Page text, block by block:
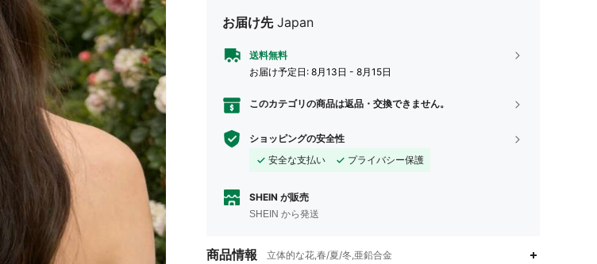
お届け先 Japan
送料無料
お届け予定日: 8月13日 - 8月15日
このカテゴリの商品は返品・交換できません。
ショッピングの安全性
安全な支払い
プライバシー保護
SHEIN が販売
SHEIN から発送
商品情報 立体的な花,春/夏/冬,亜鉛合金